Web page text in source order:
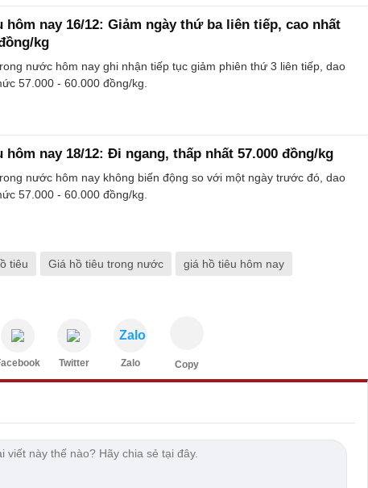
hôm nay 16/12: Giảm ngày thứ ba liên tiếp, cao nhất
kg
nước hôm nay ghi nhận tiếp tục giảm phiên thứ 3 liên tiếp, dao
57.000 - 60.000 đồng/kg.
hôm nay 18/12: Đi ngang, thấp nhất 57.000 đồng/kg
nước hôm nay không biến động so với một ngày trước đó, dao
57.000 - 60.000 đồng/kg.
tiêu Giá hồ tiêu trong nước giá hồ tiêu hôm nay
Twitter
Zalo
Zalo Copy